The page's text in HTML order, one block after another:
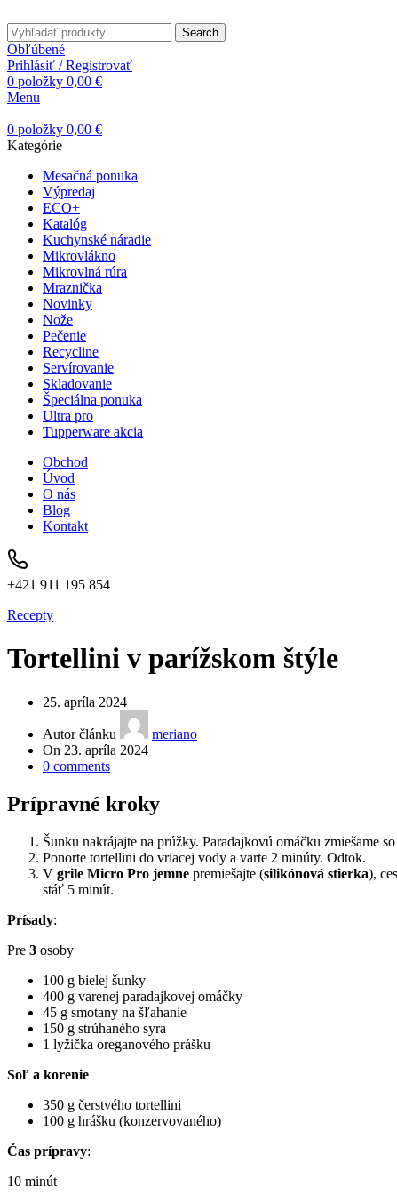
Search
Obľúbené
Prihlásiť / Registrovať
0 položky 0,00 €
Menu
0 položky 0,00 €
Kategórie
Mesačná ponuka
Výpredaj
ECO+
Katalóg
Kuchynské náradie
Mikrovlákno
Mikrovlná rúra
Mraznička
Novinky
Nože
Pečenie
Recycline
Servírovanie
Skladovanie
Špeciálna ponuka
Ultra pro
Tupperware akcia
Obchod
Úvod
O nás
Blog
Kontakt
+421 911 195 854
Recepty
Tortellini v parížskom štýle
25. apríla 2024
Autor článku
meriano
On 23. apríla 2024
0 comments
Prípravné kroky
Šunku nakrájajte na prúžky. Paradajkovú omáčku zmiešame
Ponorte tortellini do vriacej vody a varte 2 minúty. Odtok.
V grile Micro Pro jemne premiešajte (silikónová stierka),
stáť 5 minút.
Prísady:
Pre 3 osoby
100 g bielej šunky
400 g varenej paradajkovej omáčky
45 g smotany na šľahanie
150 g strúhaného syra
1 lyžička oreganového prášku
Soľ a korenie
350 g čerstvého tortellini
100 g hrášku (konzervovaného)
Čas prípravy:
10 minút